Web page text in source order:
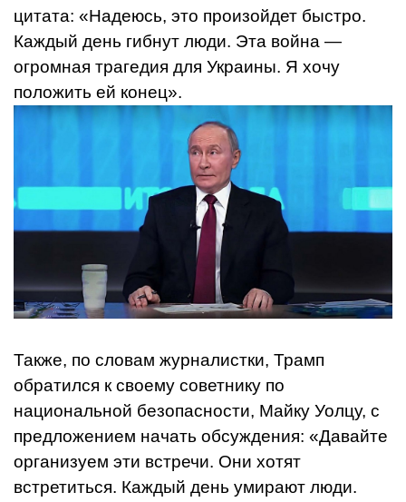
цитата: «Надеюсь, это произойдет быстро.
Каждый день гибнут люди. Эта война —
огромная трагедия для Украины. Я хочу
положить ей конец».
Также, по словам журналистки, Трамп
обратился к своему советнику по
национальной безопасности, Майку Уолцу, с
предложением начать обсуждения: «Давайте
организуем эти встречи. Они хотят
встретиться. Каждый день умирают люди.